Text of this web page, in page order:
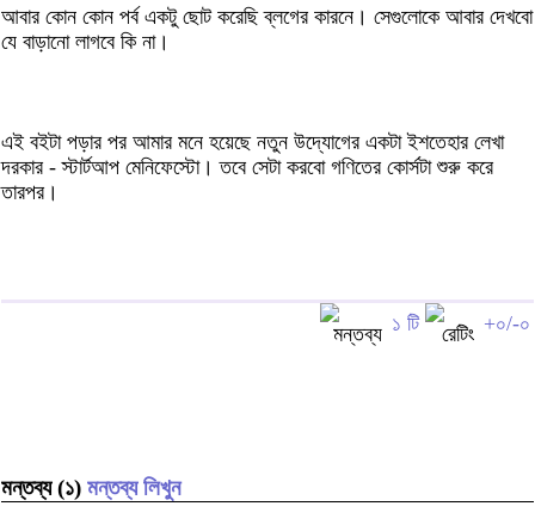
আবার কোন কোন পর্ব একটু ছোট করেছি ব্লগের কারনে। সেগুলোকে আবার দেখবো
যে বাড়ানো লাগবে কি না।
এই বইটা পড়ার পর আমার মনে হয়েছে নতুন উদ্যোগের একটা ইশতেহার লেখা
দরকার - স্টার্টআপ মেনিফেস্টো। তবে সেটা করবো গণিতের কোর্সটা শুরু করে
তারপর।
১ টি +০/-০
মন্তব্য (১) মন্তব্য লিখুন